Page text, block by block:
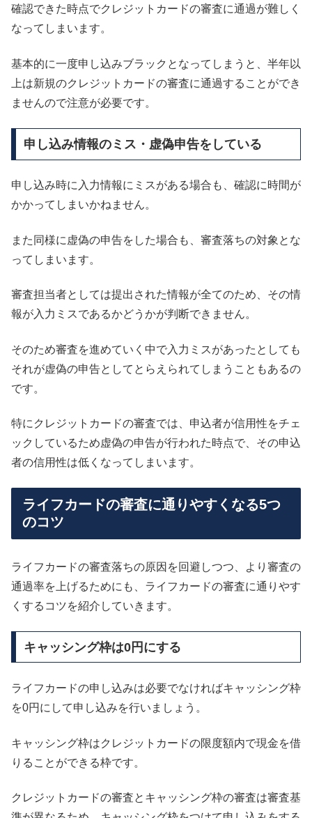
確認できた時点でクレジットカードの審査に通過が難しく
なってしまいます。
基本的に一度申し込みブラックとなってしまうと、半年以
上は新規のクレジットカードの審査に通過することができ
ませんので注意が必要です。
申し込み情報のミス・虚偽申告をしている
申し込み時に入力情報にミスがある場合も、確認に時間が
かかってしまいかねません。
また同様に虚偽の申告をした場合も、審査落ちの対象とな
ってしまいます。
審査担当者としては提出された情報が全てのため、その情
報が入力ミスであるかどうかが判断できません。
そのため審査を進めていく中で入力ミスがあったとしても
それが虚偽の申告としてとらえられてしまうこともあるの
です。
特にクレジットカードの審査では、申込者が信用性をチェ
ックしているため虚偽の申告が行われた時点で、その申込
者の信用性は低くなってしまいます。
ライフカードの審査に通りやすくなる5つ
のコツ
ライフカードの審査落ちの原因を回避しつつ、より審査の
通過率を上げるためにも、ライフカードの審査に通りやす
くするコツを紹介していきます。
キャッシング枠は0円にする
ライフカードの申し込みは必要でなければキャッシング枠
を0円にして申し込みを行いましょう。
キャッシング枠はクレジットカードの限度額内で現金を借
りることができる枠です。
クレジットカードの審査とキャッシング枠の審査は審査基